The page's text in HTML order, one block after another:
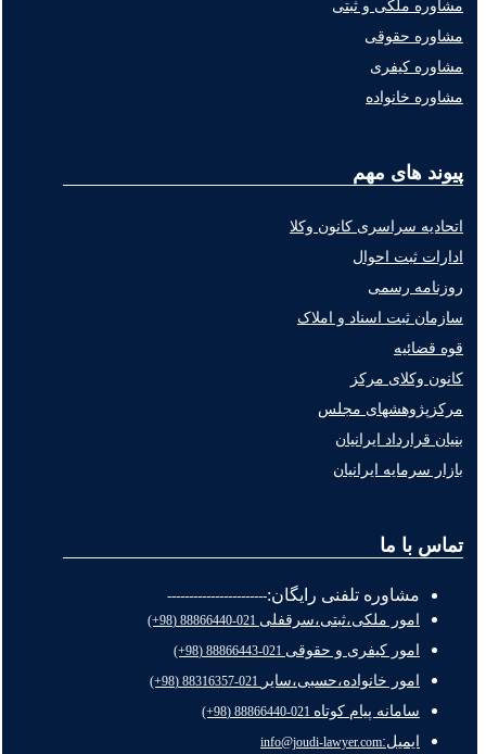
مشاوره ملکی و ثبتی
مشاوره حقوقی
مشاوره کیفری
مشاوره خانواده
پیوند های مهم
اتحادیه سراسری کانون وکلا
ادارات ثبت احوال
روزنامه رسمی
سازمان ثبت اسناد و املاک
قوه قضائیه
کانون وکلای مرکز
مرکزپژوهشهای مجلس
بنیان قرارداد ایرانیان
بازار سرمایه ایرانیان
تماس با ما
مشاوره تلفنی رایگان:-----------------------
امور ملکی،ثبتی،سرقفلی
امور کیفری و حقوقی
امور خانواده،حسبی،سایر
سامانه پیام کوتاه
ایمیل:info@joudi-lawyer.com